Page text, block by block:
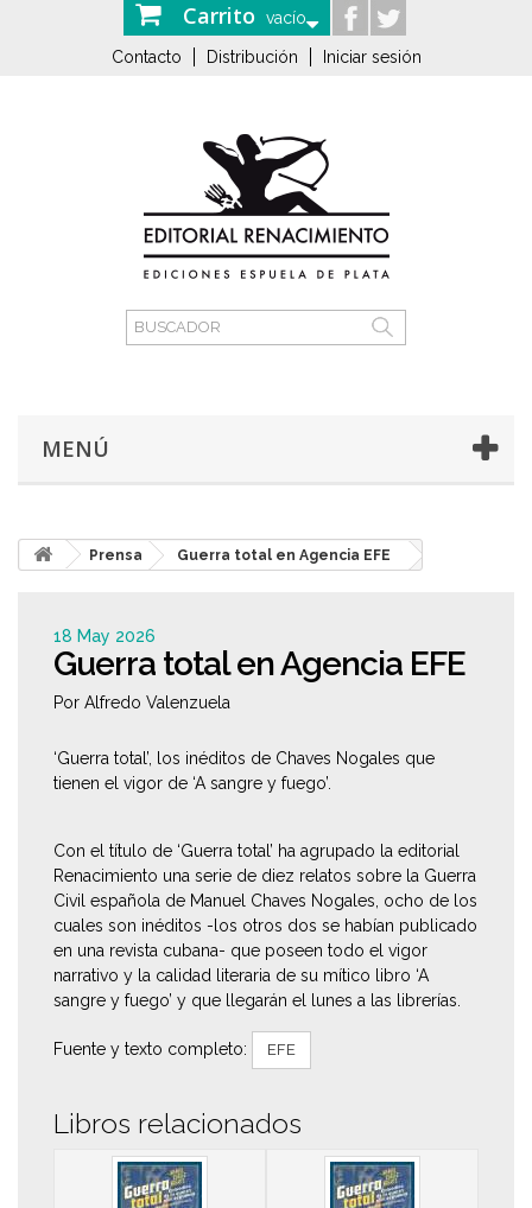
Carrito vacío
Contacto Distribución Iniciar sesión
MENÚ
Prensa Guerra total en Agencia EFE
18 May 2026
Guerra total en Agencia EFE
Por Alfredo Valenzuela
‘Guerra total’, los inéditos de Chaves Nogales que
tienen el vigor de ‘A sangre y fuego’.
Con el título de ‘Guerra total’ ha agrupado la editorial
Renacimiento una serie de diez relatos sobre la Guerra
Civil española de Manuel Chaves Nogales, ocho de los
cuales son inéditos -los otros dos se habían publicado
en una revista cubana- que poseen todo el vigor
narrativo y la calidad literaria de su mítico libro ‘A
sangre y fuego’ y que llegarán el lunes a las librerías.
Fuente y texto completo: EFE
Libros relacionados